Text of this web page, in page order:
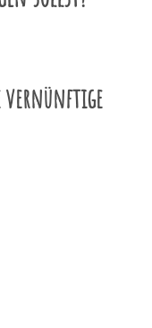
vernünftige